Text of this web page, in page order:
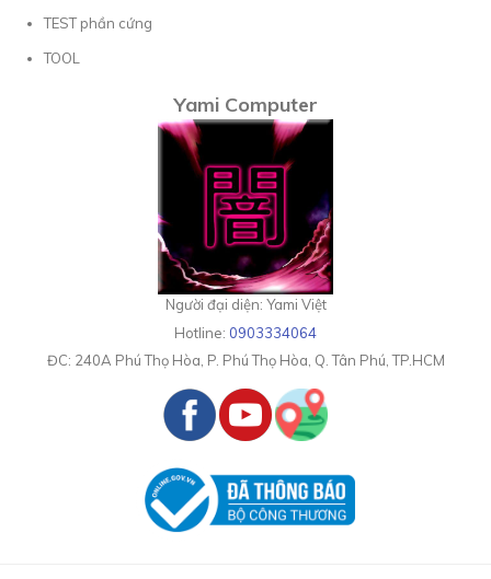
TEST phần cứng
TOOL
Yami Computer
Người đại diện: Yami Việt
Hotline: 0903334064
ĐC: 240A Phú Thọ Hòa, P. Phú Thọ Hòa, Q. Tân Phú, TP.HCM